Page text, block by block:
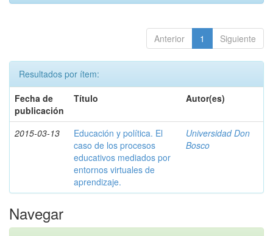
Anterior 1 Siguiente
Resultados por ítem:
Fecha de
publicación
Título Autor(es)
2015-03-13
Educación y política. El
caso de los procesos
educativos mediados por
entornos virtuales de
aprendizaje.
Universidad Don
Bosco
Navegar